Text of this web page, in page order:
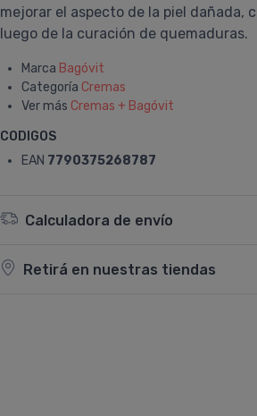
mejorar el aspecto de la piel dañada,
luego de la curación de quemaduras.
Marca Bagóvit
Categoría Cremas
Ver más Cremas + Bagóvit
CODIGOS
EAN 7790375268787
Calculadora de envío
Retirá en nuestras tiendas